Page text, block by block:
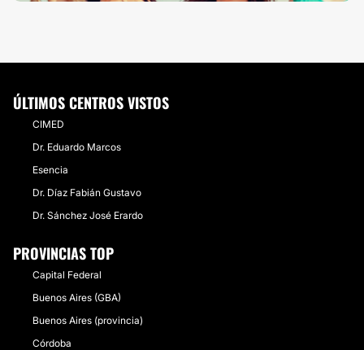
ÚLTIMOS CENTROS VISTOS
CIMED
Dr. Eduardo Marcos
Esencia
Dr. Díaz Fabián Gustavo
Dr. Sánchez José Erardo
PROVINCIAS TOP
Capital Federal
Buenos Aires (GBA)
Buenos Aires (provincia)
Córdoba